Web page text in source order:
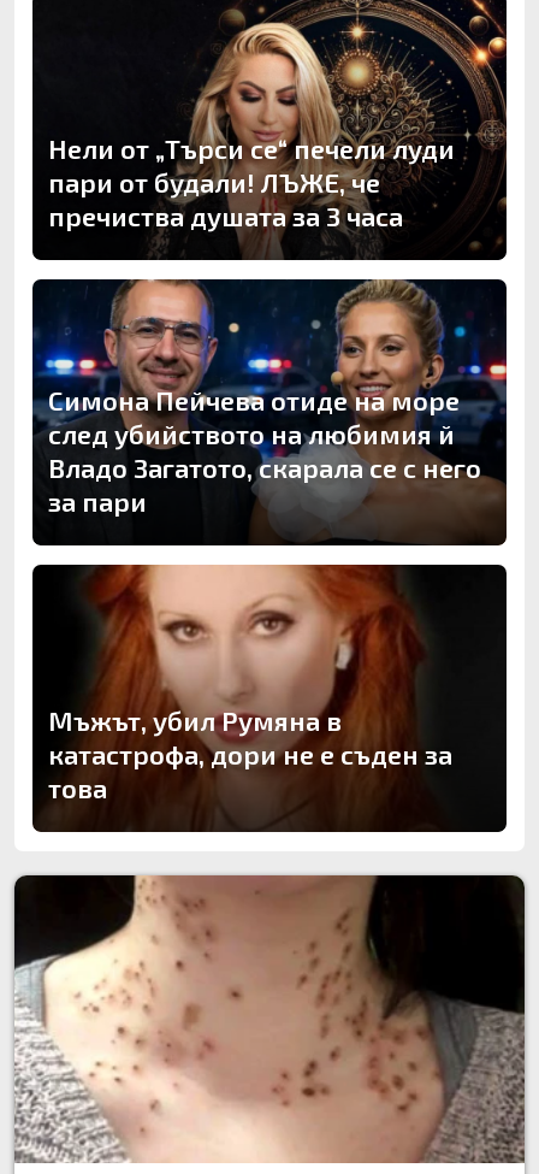
Нели от „Търси се“ печели луди
пари от будали! ЛЪЖЕ, че
пречиства душата за 3 часа
Симона Пейчева отиде на море
след убийството на любимия й
Владо Загатото, скарала се с него
за пари
Мъжът, убил Румяна в
катастрофа, дори не е съден за
това